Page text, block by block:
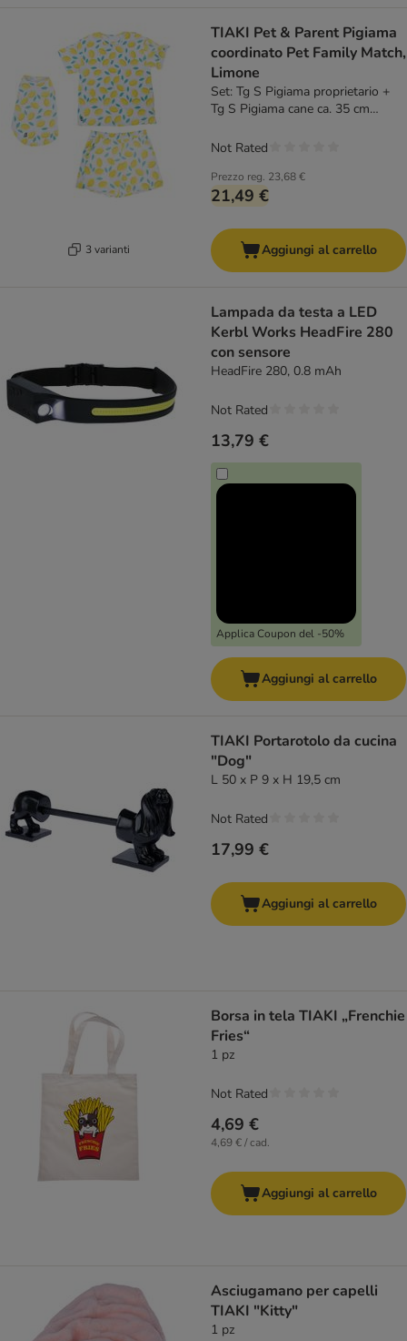
3 varianti
TIAKI Pet & Parent Pigiama
coordinato Pet Family Match,
Limone
Set: Tg S Pigiama proprietario +
Tg S Pigiama cane ca. 35 cm
Prezzo reg. 23,68 €
21,49 €
Not Rated
Aggiungi al carrello
Lampada da testa a LED
Kerbl Works HeadFire 280
con sensore
HeadFire 280, 0.8 mAh
13,79 €
Applica Coupon del -50%
Not Rated
Aggiungi al carrello
TIAKI Portarotolo da cucina
"Dog"
L 50 x P 9 x H 19,5 cm
17,99 €
Not Rated
Aggiungi al carrello
Borsa in tela TIAKI „Frenchie
Fries“
1 pz
4,69 €
4,69 € / cad.
Not Rated
Aggiungi al carrello
Asciugamano per capelli
TIAKI "Kitty"
1 pz